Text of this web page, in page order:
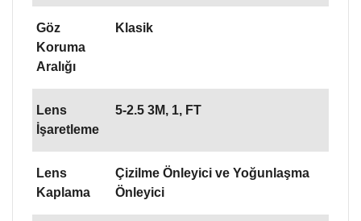
Göz
Koruma
Aralığı
Klasik
Lens
İşaretleme
5-2.5 3M, 1, FT
Lens
Kaplama
Çizilme Önleyici ve Yoğunlaşma
Önleyici